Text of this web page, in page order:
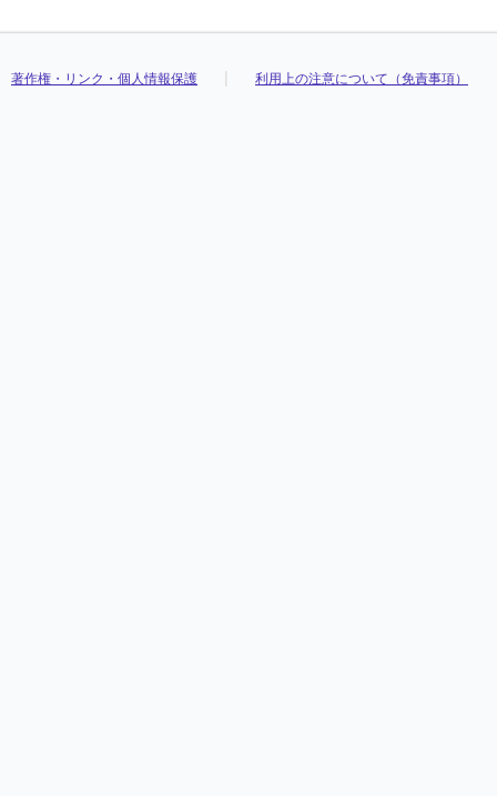
著作権・リンク・個人情報保護 利用上の注意について（免責事項）